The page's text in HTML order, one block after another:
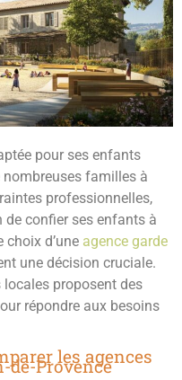
pour ses enfants
nombreuses familles à
professionnelles,
de confier ses enfants à
d’une agence garde
une décision cruciale.
locales proposent des
répondre aux besoins
les agences
de-Provence